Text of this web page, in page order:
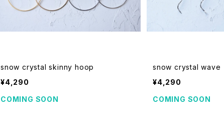
snow crystal skinny hoop
¥4,290
COMING SOON
snow crystal wave
¥4,290
COMING SOON